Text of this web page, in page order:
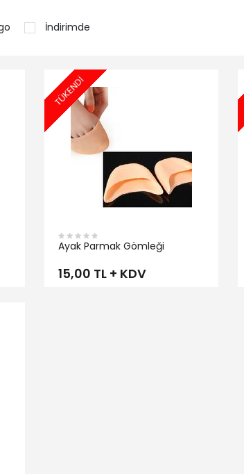
İndirimde
TÜKENDİ
Ayak Parmak Gömleği
15,00 TL + KDV